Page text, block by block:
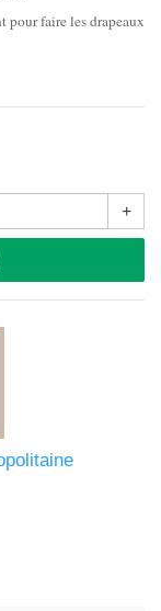
pour faire les drapeaux
+